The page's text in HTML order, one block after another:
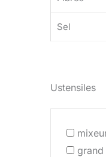
Sel
Ustensiles